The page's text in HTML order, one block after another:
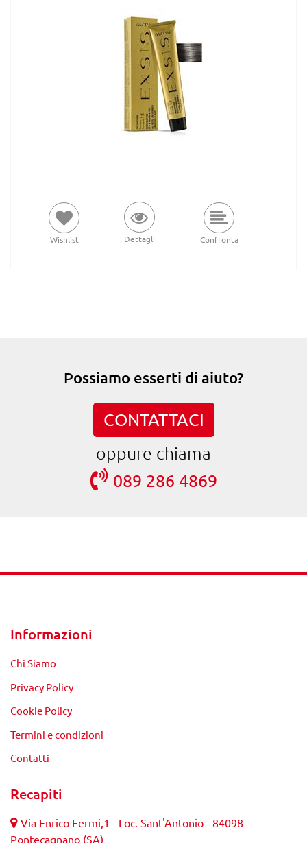
Wishlist Dettagli Confronta
Possiamo esserti di aiuto?
CONTATTACI
oppure chiama
089 286 4869
Informazioni
Chi Siamo
Privacy Policy
Cookie Policy
Termini e condizioni
Contatti
Recapiti
Via Enrico Fermi,1 - Loc. Sant'Antonio - 84098
Pontecagnano (SA)